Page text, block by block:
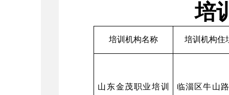
培
培训机构名称 培训机构住
山东金茂职业培训
临淄区牛山路